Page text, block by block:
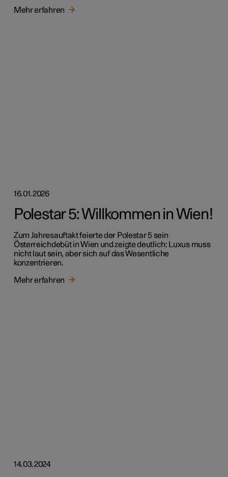
Mehr erfahren
16.01.2026
Polestar 5: Willkommen in Wien!
Zum Jahresauftakt feierte der Polestar 5 sein
Österreichdebüt in Wien und zeigte deutlich: Luxus muss
nicht laut sein, aber sich auf das Wesentliche
konzentrieren.
Mehr erfahren
14.03.2024